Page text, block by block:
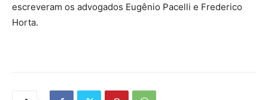
escreveram os advogados Eugênio Pacelli e Frederico
Horta.